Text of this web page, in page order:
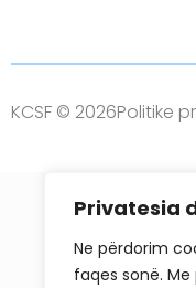
Privatesia
Ne përdorim
faqes sonë.
KCSF © 2026Politike